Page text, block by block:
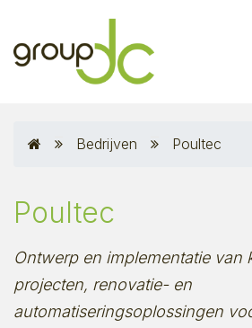
Bedrijven Poultec
Poultec
Ontwerp en implementatie van
projecten, renovatie- en
automatiseringsoplossingen